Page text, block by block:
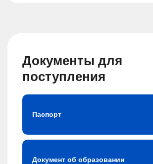
Документы для
поступления
Паспорт
Документ об образовании